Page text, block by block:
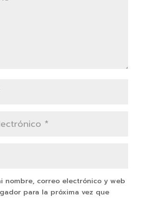
nombre, correo electrónico y web
para la próxima vez que